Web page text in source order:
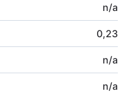
n/a
0,23
n/a
n/a